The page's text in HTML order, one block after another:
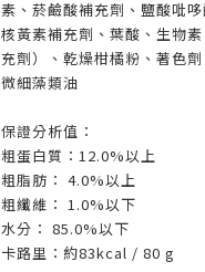
素、菸鹼酸補充劑、鹽酸吡
核黃素補充劑、葉酸、生物
充劑）、乾燥柑橘粉、著色
微細藻類油
保證分析值：
粗蛋白質：12.0%以上
粗脂肪： 4.0%以上
粗纖維： 1.0%以下
水分： 85.0%以下
卡路里：約83kcal / 80 g